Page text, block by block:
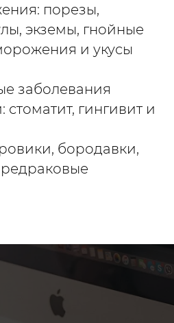
порезы,
экземы, гнойные
и укусы
заболевания
стоматит, гингивит и
бородавки,